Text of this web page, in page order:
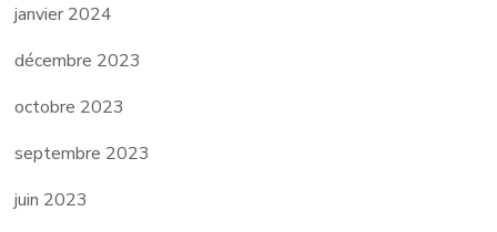
janvier 2024
décembre 2023
octobre 2023
septembre 2023
juin 2023